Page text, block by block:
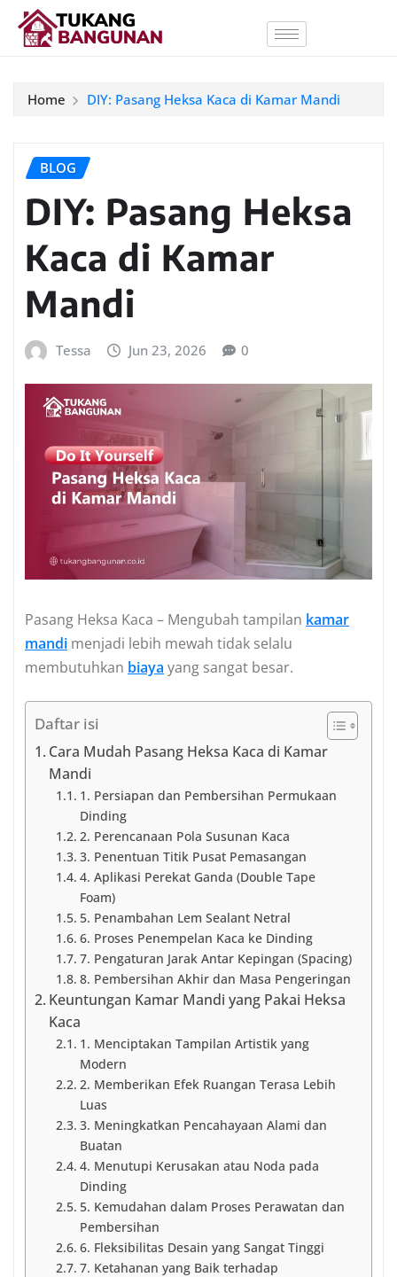
Home DIY: Pasang Heksa Kaca di Kamar Mandi
BLOG
DIY: Pasang Heksa
Kaca di Kamar
Mandi
Tessa Jun 23, 2026 0
Pasang Heksa Kaca – Mengubah tampilan kamar
mandi menjadi lebih mewah tidak selalu
membutuhkan biaya yang sangat besar.
Daftar isi
Cara Mudah Pasang Heksa Kaca di Kamar
Mandi
1. Persiapan dan Pembersihan Permukaan
Dinding
2. Perencanaan Pola Susunan Kaca
3. Penentuan Titik Pusat Pemasangan
4. Aplikasi Perekat Ganda (Double Tape
Foam)
5. Penambahan Lem Sealant Netral
6. Proses Penempelan Kaca ke Dinding
7. Pengaturan Jarak Antar Kepingan (Spacing)
8. Pembersihan Akhir dan Masa Pengeringan
Keuntungan Kamar Mandi yang Pakai Heksa
Kaca
1. Menciptakan Tampilan Artistik yang
Modern
2. Memberikan Efek Ruangan Terasa Lebih
Luas
3. Meningkatkan Pencahayaan Alami dan
Buatan
4. Menutupi Kerusakan atau Noda pada
Dinding
5. Kemudahan dalam Proses Perawatan dan
Pembersihan
6. Fleksibilitas Desain yang Sangat Tinggi
7. Ketahanan yang Baik terhadap